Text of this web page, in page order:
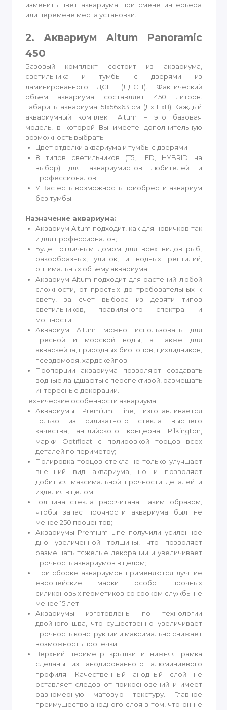
изменить цвет аквариума при смене интерьера
или перемене места установки.
2. Аквариум Altum Panoramic
450
Базовый комплект состоит из аквариума,
светильника и тумбы с дверями из
ламинированного ДСП (ЛДСП). Фактический
объем аквариума составляет 450 литров.
Габариты аквариума 151x56x63 см. (ДхШхВ). Каждый
аквариумный комплект Altum – это базовая
модель, в которой Вы имеете дополнительную
возможность выбрать:
Цвет отделки аквариума и тумбы с дверями;
8 типов светильников (T5, LED, HYBRID на
выбор) для аквариумистов любителей и
профессионалов;
У Вас есть возможность приобрести аквариум
без тумбы.
Назначение аквариума:
Аквариум Altum подходит, как для новичков так
и для профессионалов;
Будет отличным домом для всех видов рыб,
ракообразных, улиток, и водных рептилий,
оптимальных объему аквариума;
Аквариум Altum подходит для растений любой
сложности, от простых до требовательных к
свету, за счет выбора из девяти типов
светильников, правильного спектра и
мощности;
Аквариум Altum можно использовать для
пресной и морской воды, а также для
акваскейпа, природных биотопов, цихлидников,
псевдоморя, хардскейпов;
Пропорции аквариума позволяют создавать
водные ландшафты с перспективой, размещать
интересные декорации.
Технические особенности аквариума:
Аквариумы Premium Line, изготавливается
только из силикатного стекла высшего
качества, английского концерна Pilkington,
марки Optifloat с полировкой торцов всех
деталей по периметру;
Полировка торцов стекла не только улучшает
внешний вид аквариума, но и позволяет
добиться максимальной прочности деталей и
изделия в целом;
Толщина стекла рассчитана таким образом,
чтобы запас прочности аквариума был не
менее 250 процентов;
Аквариумы Premium Line получили усиленное
дно увеличенной толщины, что позволяет
размещать тяжелые декорации и увеличивает
прочность аквариумов в целом;
При сборке аквариумов применяются лучшие
европейские марки особо прочных
силиконовых герметиков со сроком службы не
менее 15 лет;
Аквариумы изготовлены по технологии
двойного шва, что существенно увеличивает
прочность конструкции и максимально снижает
возможность протечки;
Верхний периметр крышки и нижняя рамка
сделаны из анодированного алюминиевого
профиля. Качественный анодный слой не
оставляет следов от прикосновений и имеет
равномерную матовую текстуру. Главное
преимущество анодного слоя в том, что он не